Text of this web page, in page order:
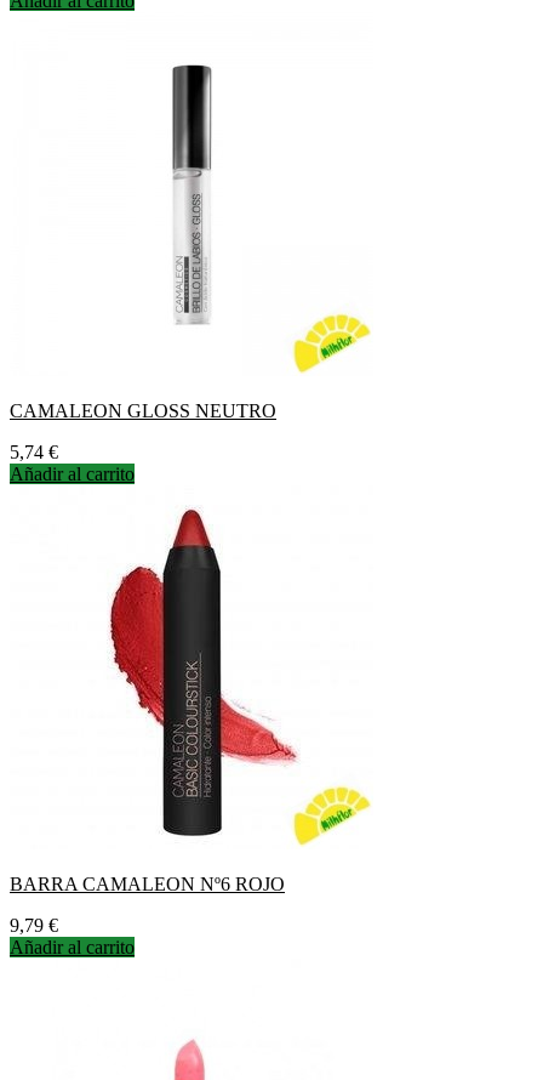
CAMALEON GLOSS NEUTRO
Precio
5,74 €
Añadir al carrito
BARRA CAMALEON Nº6 ROJO
Precio
9,79 €
Añadir al carrito